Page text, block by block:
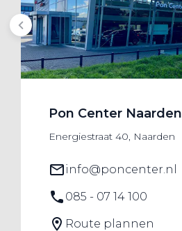
Pon Center Naarden
Energiestraat 40, Naarden
info@poncenter.nl
085 - 07 14 100
Route plannen